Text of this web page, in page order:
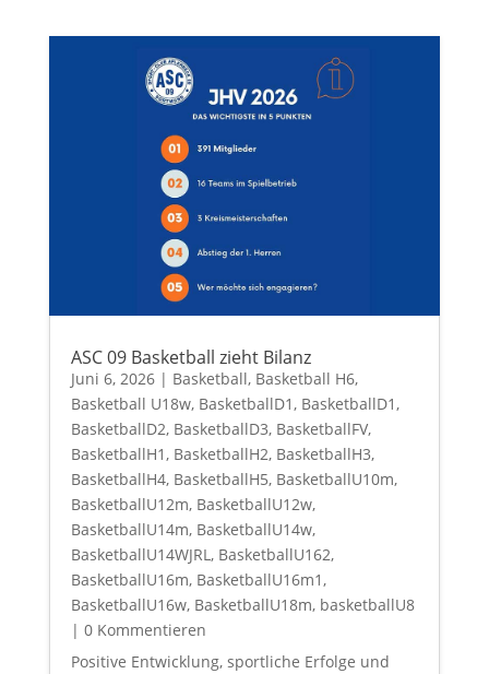
ASC 09 Basketball zieht Bilanz
Juni 6, 2026| Basketball, Basketball H6,
Basketball U18w, BasketballD1, BasketballD1,
BasketballD2, BasketballD3, BasketballFV,
BasketballH1, BasketballH2, BasketballH3,
BasketballH4, BasketballH5, BasketballU10m,
BasketballU12m, BasketballU12w,
BasketballU14m, BasketballU14w,
BasketballU14WJRL, BasketballU162,
BasketballU16m, BasketballU16m1,
BasketballU16w, BasketballU18m, basketballU8
| 0 Kommentieren
Positive Entwicklung, sportliche Erfolge und